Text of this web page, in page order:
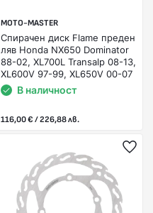
MOTO-MASTER
Спирачен диск Flame преден
ляв Honda NX650 Dominator
88-02, XL700L Transalp 08-13,
XL600V 97-99, XL650V 00-07
В наличност
116,00 € / 226,88 лв.